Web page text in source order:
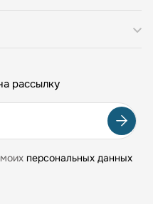
рассылку
персональных данных